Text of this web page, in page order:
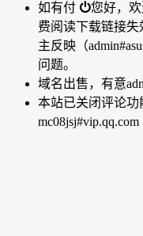
您好，
如有付
费阅读下载链接
主反映（
问题。
域名出售，有意
本站已关闭评论
mc08jsj#vip.qq.com